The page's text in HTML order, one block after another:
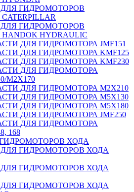
ГИДРОМОТОРОВ
ГИДРОМОТОРОВ
HYDRAULIC
ДЛЯ ГИДРОМОТОРА JMF151
ДЛЯ ГИДРОМОТОРА KMF125
ДЛЯ ГИДРОМОТОРА KMF230
ДЛЯ ГИДРОМОТОРА
M2X170
ДЛЯ ГИДРОМОТОРА M2X210
ДЛЯ ГИДРОМОТОРА M5X130
ДЛЯ ГИДРОМОТОРА M5X180
ДЛЯ ГИДРОМОТОРА JMF250
ДЛЯ ГИДРОМОТОРА
168
ХОДА
ГИДРОМОТОРОВ ХОДА
ГИДРОМОТОРОВ ХОДА
ГИДРОМОТОРОВ ХОДА